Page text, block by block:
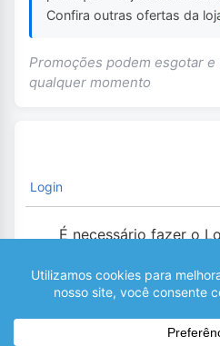
Confira outras ofertas da
Promoções podem esgotar
qualquer momento
Login
É necessário fazer o
0 COMENTÁRIOS